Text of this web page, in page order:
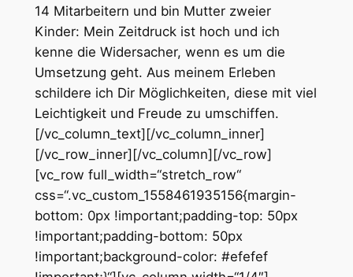
14 Mitarbeitern und bin Mutter zweier
Kinder: Mein Zeitdruck ist hoch und ich
kenne die Widersacher, wenn es um die
Umsetzung geht. Aus meinem Erleben
schildere ich Dir Möglichkeiten, diese mit viel
Leichtigkeit und Freude zu umschiffen.
[/vc_column_text][/vc_column_inner]
[/vc_row_inner][/vc_column][/vc_row]
[vc_row full_width=“stretch_row“
css=“.vc_custom_1558461935156{margin-
bottom: 0px !important;padding-top: 50px
!important;padding-bottom: 50px
!important;background-color: #efefef